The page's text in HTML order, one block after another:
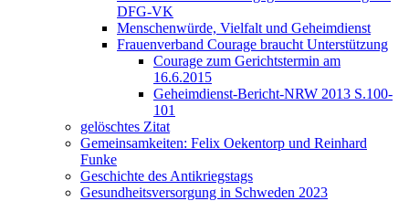
DFG-VK
Menschenwürde, Vielfalt und Geheimdienst
Frauenverband Courage braucht Unterstützung
Courage zum Gerichtstermin am
16.6.2015
Geheimdienst-Bericht-NRW 2013 S.100-
101
gelöschtes Zitat
Gemeinsamkeiten: Felix Oekentorp und Reinhard
Funke
Geschichte des Antikriegstags
Gesundheitsversorgung in Schweden 2023